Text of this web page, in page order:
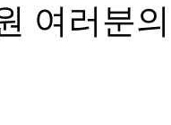
여러분